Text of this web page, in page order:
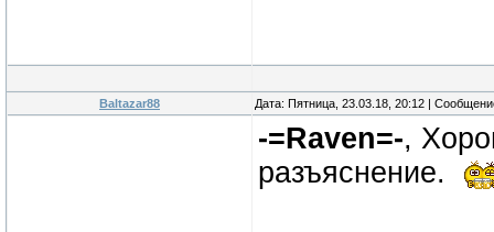
Baltazar88 Дата: Пятница, 23.03.18, 20:12 |
-=Raven=-,
разъяснение.